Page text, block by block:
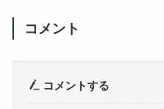
コメント
コメントする